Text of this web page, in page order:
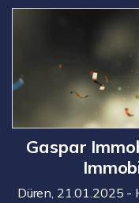
Gaspar
Düren, 21.01.2025 -